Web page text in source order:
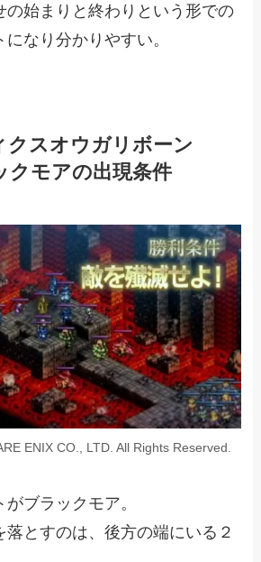
の始まりと終わりという形での
なり分かりやすい。
クスオウガリボーン
クモアの出現条件
ENIX CO., LTD. All Rights Reserved.
ブラックモア。
落とすのは、後方の端にいる２